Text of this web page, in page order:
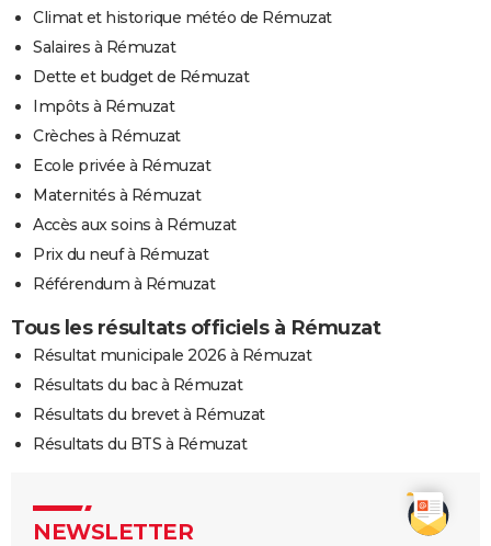
Climat et historique météo de Rémuzat
Salaires à Rémuzat
Dette et budget de Rémuzat
Impôts à Rémuzat
Crèches à Rémuzat
Ecole privée à Rémuzat
Maternités à Rémuzat
Accès aux soins à Rémuzat
Prix du neuf à Rémuzat
Référendum à Rémuzat
Tous les résultats officiels à Rémuzat
Résultat municipale 2026 à Rémuzat
Résultats du bac à Rémuzat
Résultats du brevet à Rémuzat
Résultats du BTS à Rémuzat
NEWSLETTER